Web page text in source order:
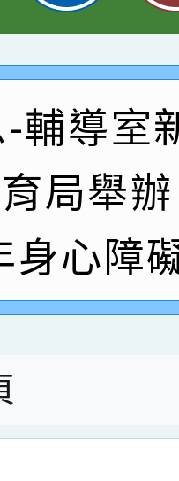
二名
小創客佳
。
桃園市中
師榮獲社
斯O蜜、
科展 國
王老師、
二班張O
國小朗讀
師
桃園市中
師榮獲教
二名
與2026世
小創客佳
輔導室
局舉
身心障
內容會更